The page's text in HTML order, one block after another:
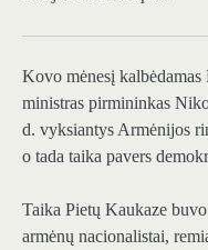
Kovo mėnesį
ministras pirmininkas
d. vyksiantys Armėnijos
o tada taika pavers
Taika Pietų Kaukaze
armėnų nacionalistai,